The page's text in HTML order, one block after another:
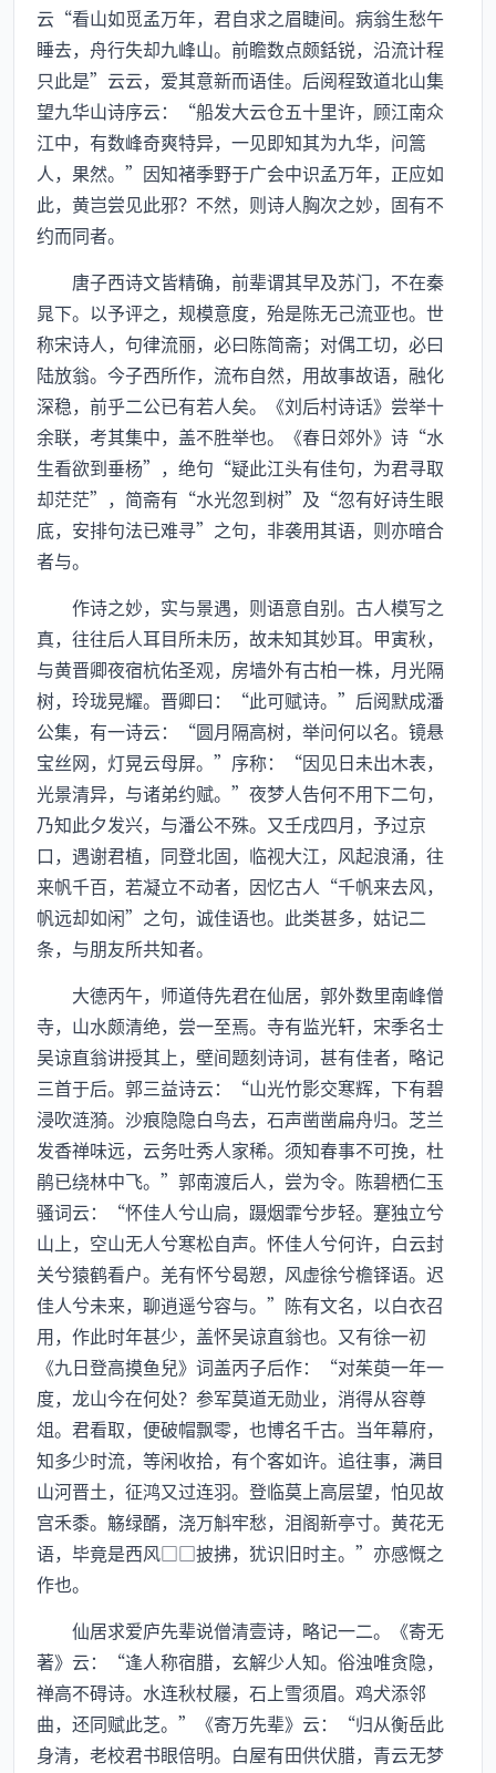
云“看山如觅孟万年，君自求之眉睫间。病翁生愁午
睡去，舟行失却九峰山。前瞻数点颇銛锐，沿流计程
只此是”云云，爱其意新而语佳。后阅程致道北山集
望九华山诗序云：“船发大云仓五十里许，顾江南众
江中，有数峰奇爽特异，一见即知其为九华，问篙
人，果然。”因知褚季野于广会中识孟万年，正应如
此，黄岂尝见此邪？不然，则诗人胸次之妙，固有不
约而同者。
唐子西诗文皆精确，前辈谓其早及苏门，不在秦
晁下。以予评之，规模意度，殆是陈无己流亚也。世
称宋诗人，句律流丽，必曰陈简斋；对偶工切，必曰
陆放翁。今子西所作，流布自然，用故事故语，融化
深稳，前乎二公已有若人矣。《刘后村诗话》尝举十
余联，考其集中，盖不胜举也。《春日郊外》诗“水
生看欲到垂杨”，绝句“疑此江头有佳句，为君寻取
却茫茫”，简斋有“水光忽到树”及“忽有好诗生眼
底，安排句法已难寻”之句，非袭用其语，则亦暗合
者与。
作诗之妙，实与景遇，则语意自别。古人模写之
真，往往后人耳目所未历，故未知其妙耳。甲寅秋，
与黄晋卿夜宿杭佑圣观，房墙外有古柏一株，月光隔
树，玲珑晃耀。晋卿曰：“此可赋诗。”后阅默成潘
公集，有一诗云：“圆月隔高树，举问何以名。镜悬
宝丝网，灯晃云母屏。”序称：“因见日未出木表，
光景清异，与诸弟约赋。”夜梦人告何不用下二句，
乃知此夕发兴，与潘公不殊。又壬戌四月，予过京
口，遇谢君植，同登北固，临视大江，风起浪涌，往
来帆千百，若凝立不动者，因忆古人“千帆来去风，
帆远却如闲”之句，诚佳语也。此类甚多，姑记二
条，与朋友所共知者。
大德丙午，师道侍先君在仙居，郭外数里南峰僧
寺，山水颇清绝，尝一至焉。寺有监光轩，宋季名士
吴谅直翁讲授其上，壁间题刻诗词，甚有佳者，略记
三首于后。郭三益诗云：“山光竹影交寒辉，下有碧
浸吹涟漪。沙痕隐隐白鸟去，石声凿凿扁舟归。芝兰
发香禅味远，云务吐秀人家稀。须知春事不可挽，杜
鹃已绕林中飞。”郭南渡后人，尝为令。陈碧栖仁玉
骚词云：“怀佳人兮山扃，蹑烟霏兮步轻。蹇独立兮
山上，空山无人兮寒松自声。怀佳人兮何许，白云封
关兮猿鹤看户。羌有怀兮曷愬，风虚徐兮檐铎语。迟
佳人兮未来，聊逍遥兮容与。”陈有文名，以白衣召
用，作此时年甚少，盖怀吴谅直翁也。又有徐一初
《九日登高摸鱼兒》词盖丙子后作：“对茱萸一年一
度，龙山今在何处？参军莫道无勋业，消得从容尊
俎。君看取，便破帽飘零，也博名千古。当年幕府，
知多少时流，等闲收拾，有个客如许。追往事，满目
山河晋土，征鸿又过连羽。登临莫上高层望，怕见故
宫禾黍。觞绿醑，浇万斛牢愁，泪阁新亭寸。黄花无
语，毕竟是西风□□披拂，犹识旧时主。”亦感慨之
作也。
仙居求爱庐先辈说僧清壹诗，略记一二。《寄无
著》云：“逢人称宿腊，玄解少人知。俗浊唯贪隐，
禅高不碍诗。水连秋杖屦，石上雪须眉。鸡犬添邻
曲，还同赋此芝。”《寄万先辈》云：“归从衡岳此
身清，老校君书眼倍明。白屋有田供伏腊，青云无梦